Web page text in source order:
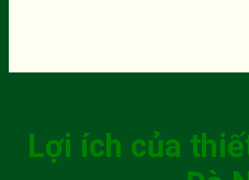
Lợi ích của